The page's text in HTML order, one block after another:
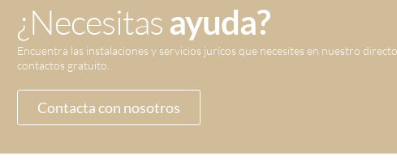
¿Necesitasayuda?
Encuentra las instalaciones y servicios jurícos que necesites en nuestro
contactos gratuito.
Contacta con nosotros